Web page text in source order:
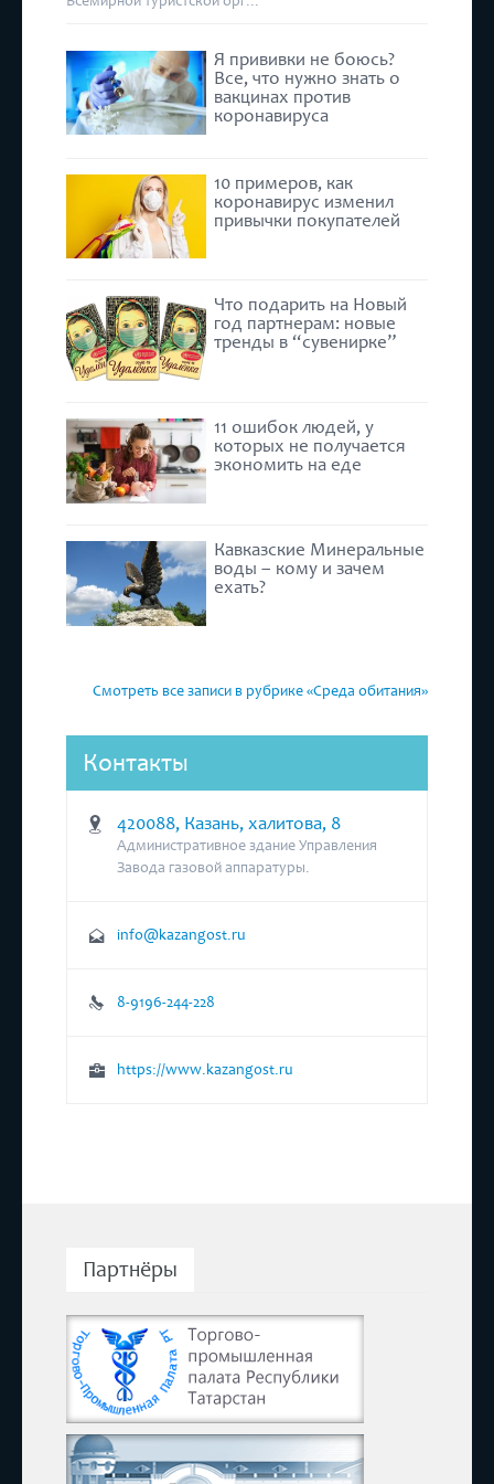
Я прививки не боюсь?
Все, что нужно знать о
вакцинах против
коронавируса
10 примеров, как
коронавирус изменил
привычки покупателей
Что подарить на Новый
год партнерам: новые
тренды в “сувенирке”
11 ошибок людей, у
которых не получается
экономить на еде
Кавказские Минеральные
воды – кому и зачем
ехать?
Смотреть все записи в рубрике «Среда обитания»
Контакты
420088, Казань, халитова, 8
Административное здание Управления
Завода газовой аппаратуры.
info@kazangost.ru
8-9196-244-228
https://www.kazangost.ru
Партнёры